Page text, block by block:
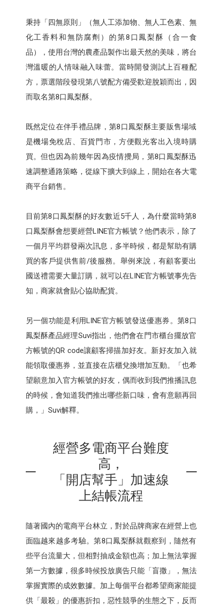
秉持「四無原則」（無人工添加物、無人工色素、無
化工香料和無防腐劑）的第8口鳳梨酥（合一食
品），使用台灣的農產品製作出最天然的美味，將台
灣溫暖的人情味融入味蕾。當時開發測試上百種配
方，票選階段發現第八號配方備受歡迎脫穎而出，因
而取名第8口鳳梨酥。
既然定位在伴手禮品牌，第8口鳳梨酥主要販售場域
是機場免稅店、百貨門市，方便觀光客出入境時購
買。但也因為前幾年因為疫情攪局，第8口鳳梨酥迅
速調整通路策略，從線下擴大到線上，開始在各大電
商平台銷售。
目前第8口鳳梨酥的好友數近5千人，為什麼當時第8
口鳳梨酥會想要經營LINE官方帳號？他們表示，除了
一個月平均群發兩次訊息，多半時候，都是幫助有購
買的客戶提供售前/後服務。舉例來說，有顧客要出
國送禮需要大量訂購，就可以在LINE官方帳號事先告
知，商家就會貼心協助配貨。
另一個功能是利用LINE官方帳號發送優惠券。第8口
鳳梨酥產品經理Suvi指出，他們會在門市櫃台擺放官
方帳號的QR code讓顧客掃描加好友。新好友加入就
能領取優惠券，並直接在店櫃兌換增加互動。「也希
望願意加入官方帳號的好友，偶而收到我們推播訊息
的時候，會知道我們推出哪些新口味，會有意願再回
購，」Suvi解釋。
經營多電商平台難度
高，
「開店幫手」加速線
上結帳流程
隨著國內的電商平台林立，對於品牌商家在經營上也
面臨越來越多考驗。第8口鳳梨酥就觀察到，隨然有
些平台流量大，但相對抽成金額也高；加上無法掌握
第一方數據，很多時候投放廣告只能「盲撒」，無法
掌握實際的成效數據。加上每個平台都希望商家能提
供「最殺」的優惠折扣，惡性競爭的生態之下，反而